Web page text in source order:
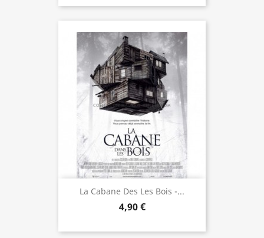
La Cabane Des Les Bois -...
4,90 €